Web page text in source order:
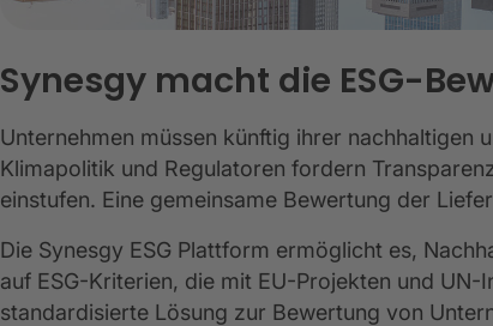
Synesgy macht die ESG-
Unternehmen müssen künftig ihrer nachhaltigen
Klimapolitik und Regulatoren fordern
einstufen. Eine gemeinsame Bewertung der
Die Synesgy ESG Plattform ermöglicht es,
auf ESG-Kriterien, die mit EU-Projekten und
standardisierte Lösung zur Bewertung von